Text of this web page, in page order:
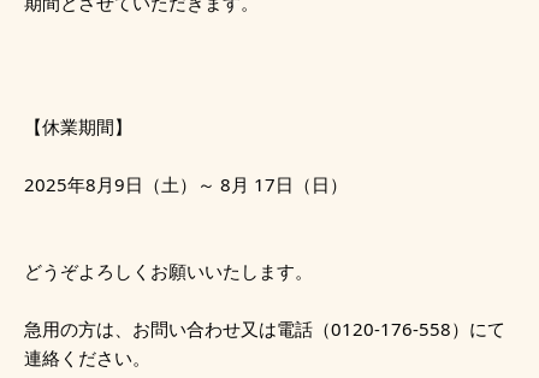
【休業期間】
2025年8月9日（土）～ 8月 17日（日）
どうぞよろしくお願いいたします。
急用の方は、お問い合わせ又は電話（0120-176-558）にて
連絡ください。